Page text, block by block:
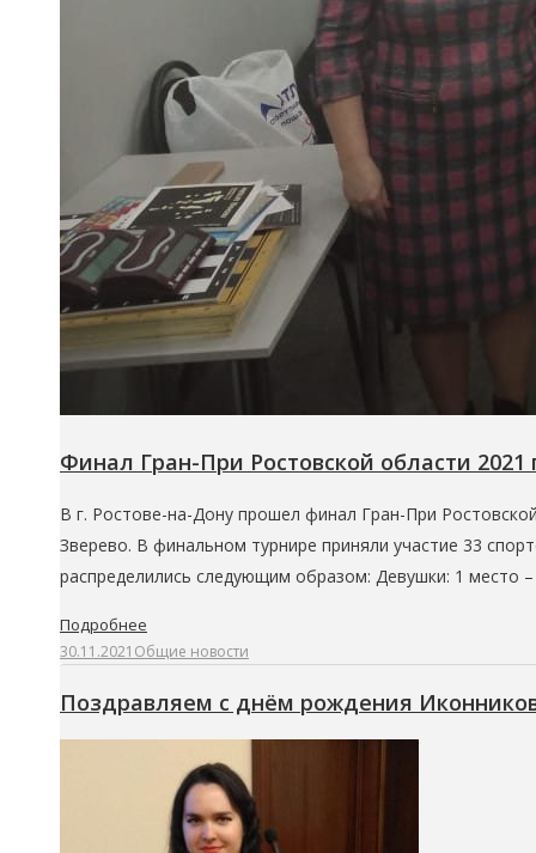
Финал Гран-При Ростовской области 2021
В г. Ростове-на-Дону прошел финал Гран-При
Зверево. В финальном турнире приняли участие 33
распределились следующим образом: Девушки: 1 место
Подробнее
30.11.2021 Общие новости
Поздравляем с днём рождения